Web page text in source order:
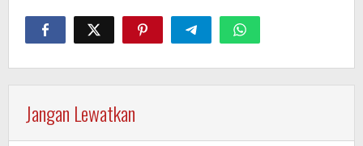
Jangan Lewatkan